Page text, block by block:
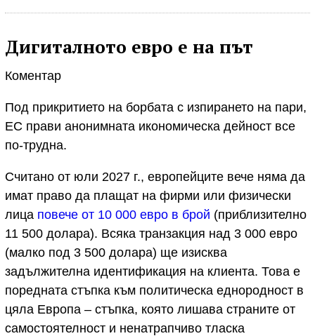
Дигиталното евро е на път
Коментар
Под прикритието на борбата с изпирането на пари,
ЕС прави анонимната икономическа дейност все
по-трудна.
Считано от юли 2027 г., европейците вече няма да
имат право да плащат на фирми или физически
лица повече от 10 000 евро в брой (приблизително
11 500 долара). Всяка транзакция над 3 000 евро
(малко под 3 500 долара) ще изисква
задължителна идентификация на клиента. Това е
поредната стъпка към политическа еднородност в
цяла Европа – стъпка, която лишава страните от
самостоятелност и ненатрапчиво тласка